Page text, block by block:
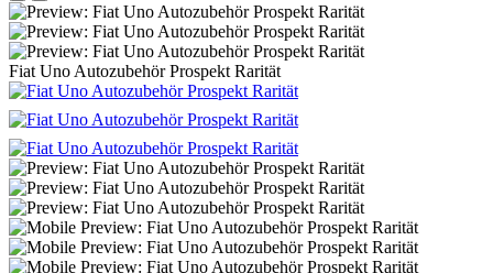
Fiat Uno Autozubehör Prospekt Rarität